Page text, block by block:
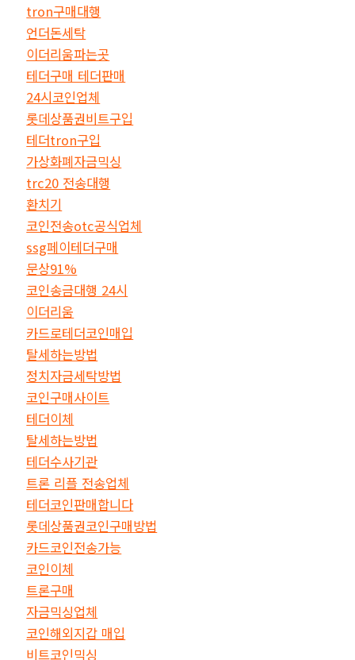
tron구매대행
언더돈세탁
이더리움파는곳
테더구매 테더판매
24시코인업체
롯데상품권비트구입
테더tron구입
가상화폐자금믹싱
trc20 전송대행
환치기
코인전송otc공식업체
ssg페이테더구매
문상91%
코인송금대행 24시
이더리움
카드로테더코인매입
탈세하는방법
정치자금세탁방법
코인구매사이트
테더이체
탈세하는방법
테더수사기관
트론 리플 전송업체
테더코인판매합니다
롯데상품권코인구매방법
카드코인전송가능
코인이체
트론구매
자금믹싱업체
코인해외지갑 매입
비트코인믹싱